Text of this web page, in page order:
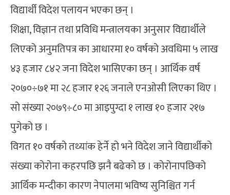
विद्यार्थी विदेश पलायन भएका छन् ।
शिक्षा, विज्ञान तथा प्रविधि मन्त्रालयका अनुसार विद्यार्थीले
लिएको अनुमतिपत्र का आधारमा १० वर्षको अवधिमा ५ लाख
४३ हजार ८४२ जना विदेश भासिएका छन् । आर्थिक वर्ष
२०७०÷७१ मा २८ हजार १२६ जनाले एनओसी लिएका थिए ।
सो संख्या २०७९÷८० मा आइपुग्दा १ लाख १० हजार २१७
पुगेको छ ।
विगत १० वर्षको तथ्यांक हेर्ने हो भने विदेश जाने विद्यार्थीको
संख्या कोरोना कहरपछि झनै बढेको छ । कोरोनापछिको
आर्थिक मन्दीका कारण नेपालमा भविष्य सुनिश्चित गर्न